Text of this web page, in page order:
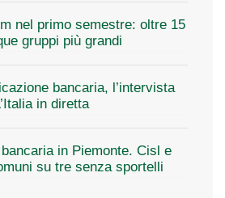
nel primo semestre: oltre 15
gruppi più grandi
bancaria, l’intervista
in diretta
in Piemonte. Cisl e
su tre senza sportelli